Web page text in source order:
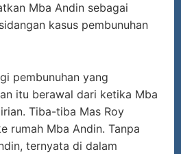
Mba Andin sebagai
kasus pembunuhan
pembunuhan yang
itu berawal dari ketika Mba
Tiba-tiba Mas Roy
rumah Mba Andin. Tanpa
ternyata di dalam